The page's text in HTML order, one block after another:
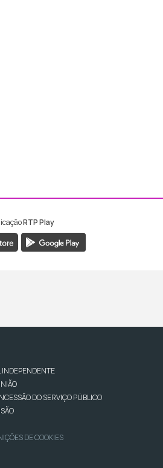
Madeira
RTP Play
INDEPENDENTE
DO SERVIÇO PÚBLICO
DE COOKIES